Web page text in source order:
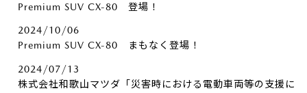
Premium SUV CX-80 登場！
2024/10/06
Premium SUV CX-80 まもなく登場！
2024/07/13
株式会社和歌山マツダ「災害時における電動車両等の支援に